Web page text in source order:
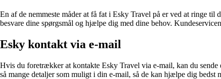
En af de nemmeste måder at få fat i Esky Travel på er ved at ringe
besvare dine spørgsmål og hjælpe dig med dine behov.
Esky kontakt via e-mail
Hvis du foretrækker at kontakte Esky Travel via e-mail, kan du
så mange detaljer som muligt i din e-mail, så de kan hjælpe dig bedst